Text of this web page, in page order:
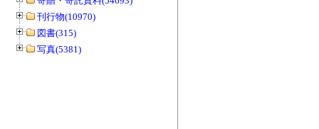
刊行物(10970)
図書(315)
写真(5381)